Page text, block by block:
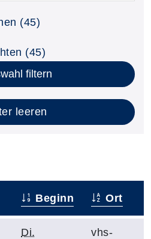
(45)
(45)
filtern
leeren
Beginn Ort
Di.
vhs-